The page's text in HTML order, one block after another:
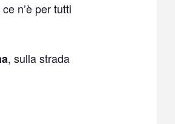
n’è per tutti
, sulla strada